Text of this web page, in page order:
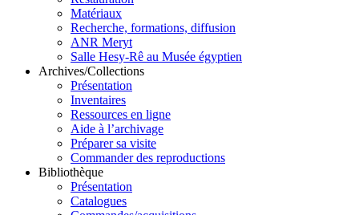
Matériaux
Recherche, formations, diffusion
ANR Meryt
Salle Hesy-Rê au Musée égyptien
Archives/Collections
Présentation
Inventaires
Ressources en ligne
Aide à l’archivage
Préparer sa visite
Commander des reproductions
Bibliothèque
Présentation
Catalogues